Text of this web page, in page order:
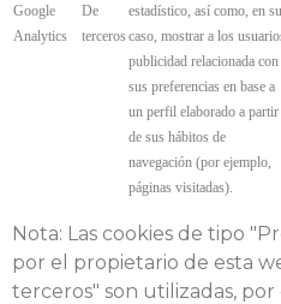
Google
Analytics
De
terceros
estadístico, así como, en su
caso, mostrar a los
publicidad relacionada con
sus preferencias en base a
un perfil elaborado a partir
de sus hábitos de
navegación (por ejemplo,
páginas visitadas).
Nota: Las cookies de tipo
por el propietario de esta
terceros" son utilizadas,